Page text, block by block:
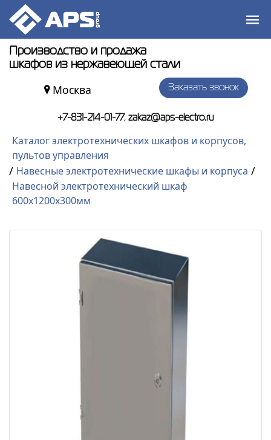
Производство и продажа
шкафов из нержавеющей стали
Москва Заказать звонок
+7-831-214-01-77, zakaz@aps-electro.ru
Каталог электротехнических шкафов и корпусов,
пультов управления
/ Навесные электротехнические шкафы и корпуса /
Навесной электротехнический шкаф
600x1200x300мм